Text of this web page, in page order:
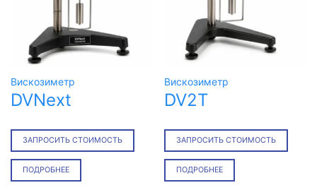
Вискозиметр
DVNext
ЗАПРОСИТЬ СТОИМОСТЬ
ПОДРОБНЕЕ
Вискозиметр
DV2T
ЗАПРОСИТЬ СТОИМОСТЬ
ПОДРОБНЕЕ